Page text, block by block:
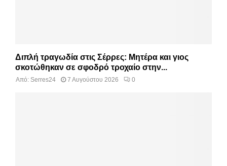
Διπλή τραγωδία στις Σέρρες: Μητέρα και γιος
σκοτώθηκαν σε σφοδρό τροχαίο στην...
Από: Serres24 7 Αυγούστου 2026 0